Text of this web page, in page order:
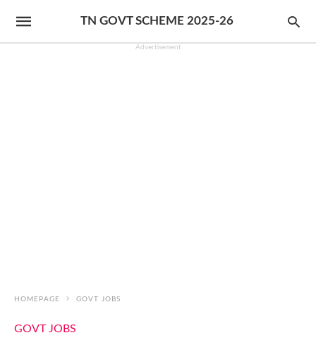
TN GOVT SCHEME 2025-26
Advertisement
HOMEPAGE GOVT JOBS
GOVT JOBS